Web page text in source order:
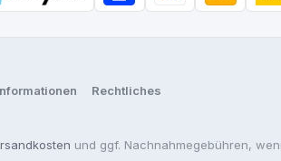
Rechtliches
und ggf. Nachnahmegebühren,